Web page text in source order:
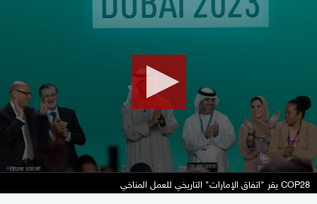
COP28 يقر "اتفاق الإمارات" التاريخي للعمل المناخي